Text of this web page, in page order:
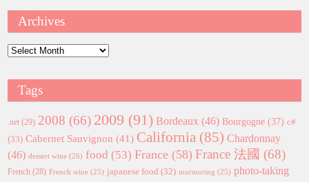
Archives
Archives
Tags
.net (29) 2008 (66) 2009 (91) Bordeaux (46) Bourgogne (37) c#
(33) Cabernet Sauvignon (41) California (85) Chardonnay
(46) dessert wine (26) food (53) France (58) France 法國 (68)
French (28) French wine (25) japanese food (32) murmuring (25) photo-taking